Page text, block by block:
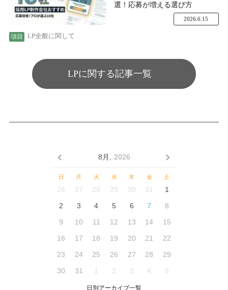
選！応募が増える選び方
LP全般に関して
2026.6.15
LPに関する記事一覧
8月, 2026
日 月 火 水 木 金 土
26 27 28 29 30 31
1
2
3 4 5 6 7
8
9
10 11 12 13 14
15
16
17 18 19 20 21
22
23
24 25 26 27 28
29
30
31 1 2 3 4 5
日別アーカイブ一覧